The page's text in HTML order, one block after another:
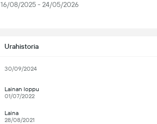
16/08/2025 - 24/05/2026
Urahistoria
30/09/2024
Lainan loppu
01/07/2022
Laina
28/08/2021